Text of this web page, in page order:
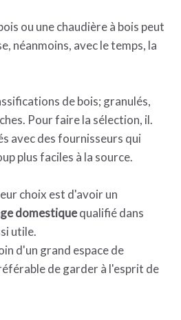
ou une chaudière à bois peut
néanmoins, avec le temps, la
de bois; granulés,
Pour faire la sélection, il.
avec des fournisseurs qui
plus faciles à la source.
choix est d'avoir un
domestiquequalifié dans
utile.
d'un grand espace de
de garder à l'esprit de